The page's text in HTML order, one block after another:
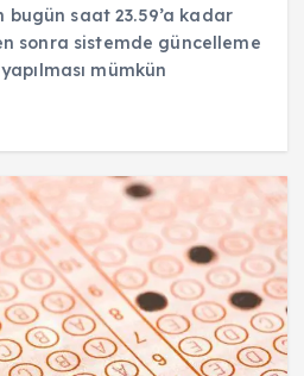
bugün saat 23.59’a kadar
sonra sistemde güncelleme
mümkün